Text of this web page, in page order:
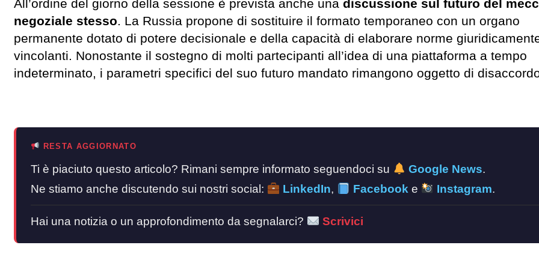
All’ordine del giorno della sessione è prevista anche una discussione sul futuro del
negoziale stesso. La Russia propone di sostituire il formato temporaneo con un organo
permanente dotato di potere decisionale e della capacità di elaborare norme
vincolanti. Nonostante il sostegno di molti partecipanti all’idea di una piattaforma a tempo
indeterminato, i parametri specifici del suo futuro mandato rimangono oggetto di
RESTA AGGIORNATO
Ti è piaciuto questo articolo? Rimani sempre informato seguendoci su Google News.
Ne stiamo anche discutendo sui nostri social:
LinkedIn, Facebooke Instagram.
Hai una notizia o un approfondimento da segnalarci? Scrivici